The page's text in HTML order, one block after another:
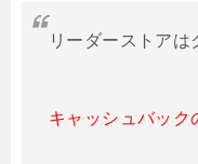
リーダーストアは
キャッシュバック